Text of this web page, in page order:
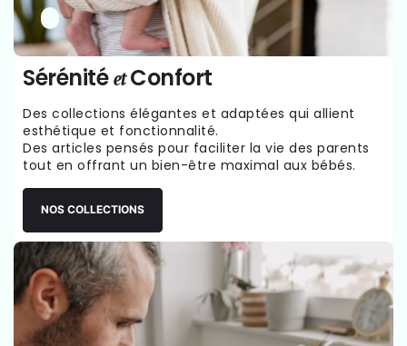
SérénitéetConfort
Des collections élégantes et adaptées qui allient
esthétique et fonctionnalité.
Des articles pensés pour faciliter la vie des parents
tout en offrant un bien-être maximal aux bébés.
NOS COLLECTIONS